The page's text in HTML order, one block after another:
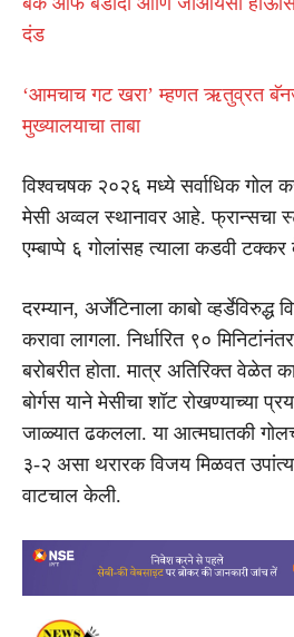
दंड
‘आमचाच गट खरा’ म्हणत ऋतुव्रत
मुख्यालयाचा ताबा
विश्वचषक २०२६ मध्ये सर्वाधिक गोल
मेसी अव्वल स्थानावर आहे. फ्रान्सचा
एम्बाप्पे ६ गोलांसह त्याला कडवी
दरम्यान, अर्जेंटिनाला काबो व्हर्डेविरुद्ध
करावा लागला. निर्धारित ९०
बरोबरीत होता. मात्र अतिरिक्त वेळेत
बोर्गस याने मेसीचा शॉट रोखण्याच्या
जाळ्यात ढकलला. या आत्मघातकी
३-२ असा थरारक विजय मिळवत
वाटचाल केली.